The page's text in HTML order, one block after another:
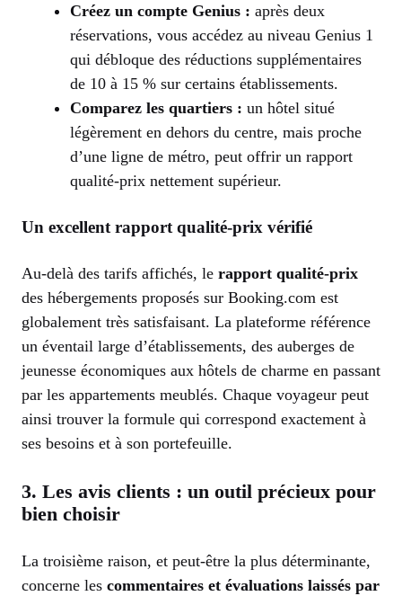
Créez un compte Genius : après deux
réservations, vous accédez au niveau Genius 1
qui débloque des réductions supplémentaires
de 10 à 15 % sur certains établissements.
Comparez les quartiers : un hôtel situé
légèrement en dehors du centre, mais proche
d’une ligne de métro, peut offrir un rapport
qualité-prix nettement supérieur.
Un excellent rapport qualité-prix vérifié
Au-delà des tarifs affichés, le rapport qualité-prix
des hébergements proposés sur Booking.com est
globalement très satisfaisant. La plateforme référence
un éventail large d’établissements, des auberges de
jeunesse économiques aux hôtels de charme en passant
par les appartements meublés. Chaque voyageur peut
ainsi trouver la formule qui correspond exactement à
ses besoins et à son portefeuille.
3. Les avis clients : un outil précieux pour
bien choisir
La troisième raison, et peut-être la plus déterminante,
concerne les commentaires et évaluations laissés par